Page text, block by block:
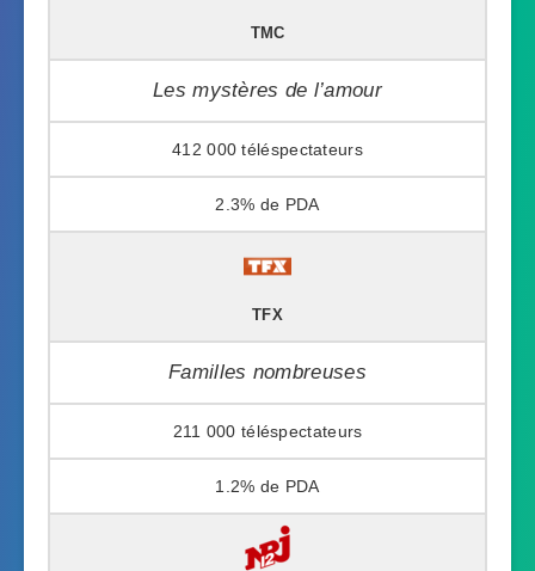
TMC
Les mystères de l’amour
412 000
2.3%
TFX
Familles nombreuses
211 000
1.2%